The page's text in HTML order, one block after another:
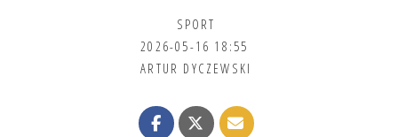
SPORT
2026-05-16 18:55
ARTUR DYCZEWSKI